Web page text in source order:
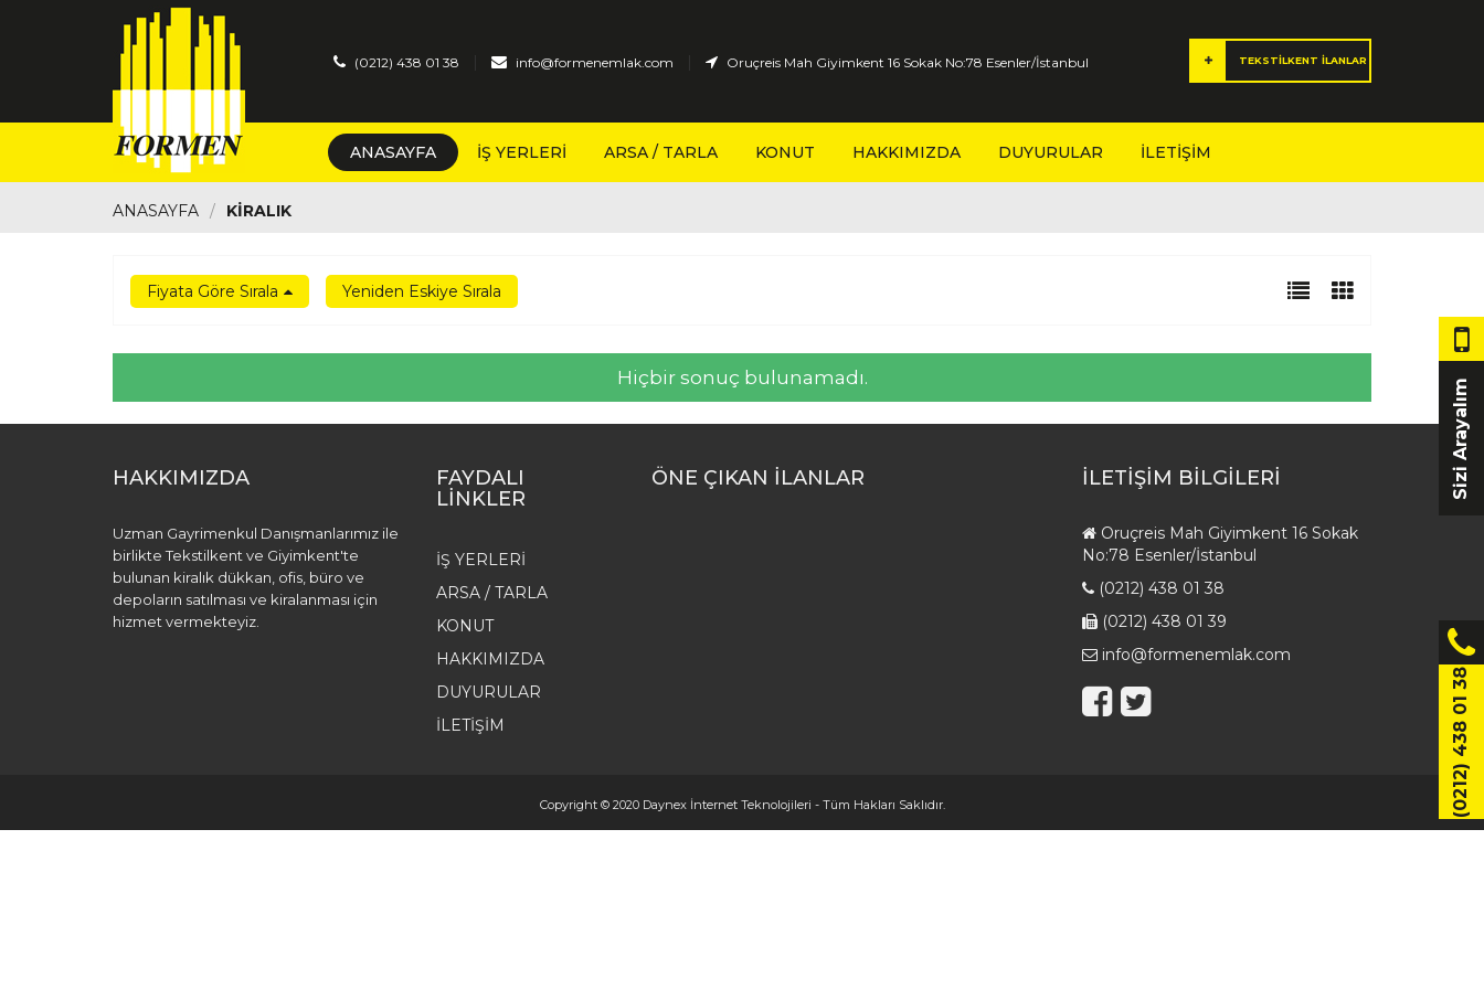
(0212) 438 01 38 info@formenemlak.com Oruçreis Mah Giyimkent 16 Sokak No:78 Esenler/İstanbul TEKSTİLKENT İLANLAR
ANASAYFA İŞ YERLERI ARSA / TARLA KONUT HAKKIMIZDA DUYURULAR İLETIŞIM
ANASAYFA KIRALIK
Fiyata Göre Sırala
Hiçbir sonuç bulunamadı.
HAKKIMIZDA
Uzman Gayrimenkul Danışmanlarımız ile
birlikte Tekstilkent ve Giyimkent'te
bulunan kiralık dükkan, ofis, büro ve
depoların satılması ve kiralanması için
hizmet vermekteyiz.
FAYDALI
LİNKLER
İŞ YERLERI
ARSA / TARLA
KONUT
HAKKIMIZDA
DUYURULAR
İLETIŞIM
ÖNE ÇIKAN İLANLAR İLETİŞİM BİLGİLERİ
Oruçreis Mah Giyimkent 16 Sokak
No:78 Esenler/İstanbul
(0212) 438 01 38
(0212) 438 01 39
info@formenemlak.com
Copyright © 2020 Daynex İnternet Teknolojileri - Tüm Hakları Saklıdır.
Sizi Arayalım
(0212) 438 01 38